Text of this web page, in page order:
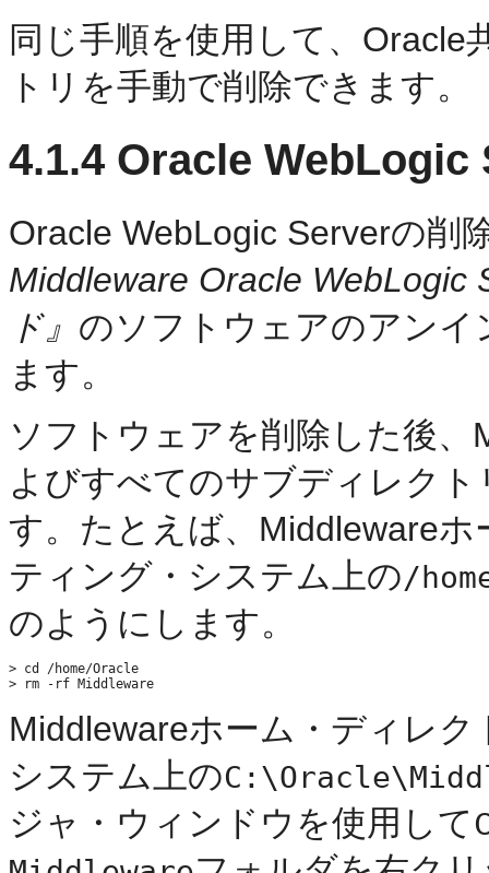
同じ手順を使用して、Oracle
トリを手動で削除できます。
4.1.4 Oracle WebLogic
Oracle WebLogic Serverの削
Middleware Oracle WebLogic
ド』 のソフトウェアのアン
ます。
ソフトウェアを削除した後
よびすべてのサブディレク
す。たとえば、Middleware
ティング・システム上の/
のようにします。
> cd /home/Oracle
Middlewareホーム・ディレ
システム上の
ジャ・ウィンドウを使用して